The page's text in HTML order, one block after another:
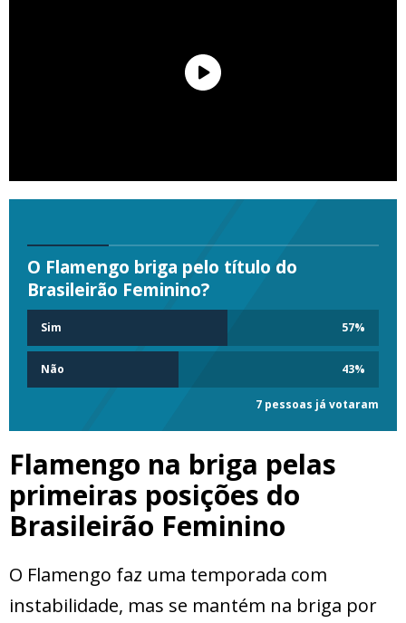
O Flamengo briga pelo título do
Brasileirão Feminino?
Sim 57%
Não 43%
7 pessoas já votaram
Flamengo na briga pelas
primeiras posições do
Brasileirão Feminino
O Flamengo faz uma temporada com
instabilidade, mas se mantém na briga por